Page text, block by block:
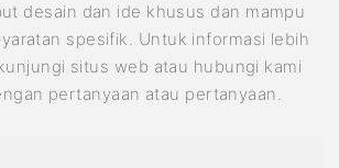
desain dan ide khusus dan mampu
spesifik. Untuk informasi lebih
situs web atau hubungi kami
pertanyaan atau pertanyaan.